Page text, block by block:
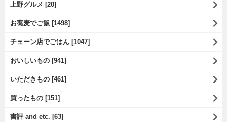
上野グルメ [20]
お蕎麦でご飯 [1498]
チェーン店でごはん [1047]
おいしいもの [941]
いただきもの [461]
買ったもの [151]
書評 and etc. [63]